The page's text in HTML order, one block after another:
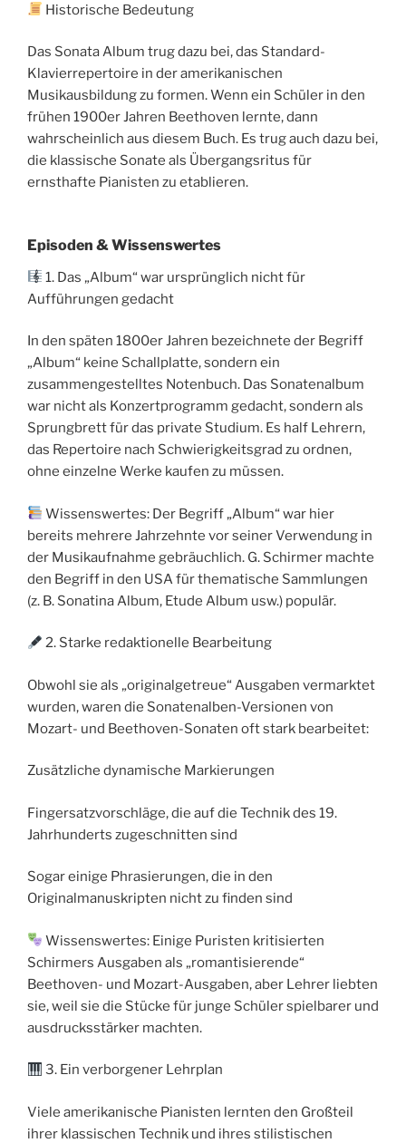
Historische Bedeutung
Das Sonata Album trug dazu bei, das Standard-
Klavierrepertoire in der amerikanischen
Musikausbildung zu formen. Wenn ein Schüler in den
frühen 1900er Jahren Beethoven lernte, dann
wahrscheinlich aus diesem Buch. Es trug auch dazu bei,
die klassische Sonate als Übergangsritus für
ernsthafte Pianisten zu etablieren.
Episoden & Wissenswertes
1. Das „Album“ war ursprünglich nicht für
Aufführungen gedacht
In den späten 1800er Jahren bezeichnete der Begriff
„Album“ keine Schallplatte, sondern ein
zusammengestelltes Notenbuch. Das Sonatenalbum
war nicht als Konzertprogramm gedacht, sondern als
Sprungbrett für das private Studium. Es half Lehrern,
das Repertoire nach Schwierigkeitsgrad zu ordnen,
ohne einzelne Werke kaufen zu müssen.
Wissenswertes: Der Begriff „Album“ war hier
bereits mehrere Jahrzehnte vor seiner Verwendung in
der Musikaufnahme gebräuchlich. G. Schirmer machte
den Begriff in den USA für thematische Sammlungen
(z. B. Sonatina Album, Etude Album usw.) populär.
2. Starke redaktionelle Bearbeitung
Obwohl sie als „originalgetreue“ Ausgaben vermarktet
wurden, waren die Sonatenalben-Versionen von
Mozart- und Beethoven-Sonaten oft stark bearbeitet:
Zusätzliche dynamische Markierungen
Fingersatzvorschläge, die auf die Technik des 19.
Jahrhunderts zugeschnitten sind
Sogar einige Phrasierungen, die in den
Originalmanuskripten nicht zu finden sind
Wissenswertes: Einige Puristen kritisierten
Schirmers Ausgaben als „romantisierende“
Beethoven- und Mozart-Ausgaben, aber Lehrer liebten
sie, weil sie die Stücke für junge Schüler spielbarer und
ausdrucksstärker machten.
3. Ein verborgener Lehrplan
Viele amerikanische Pianisten lernten den Großteil
ihrer klassischen Technik und ihres stilistischen